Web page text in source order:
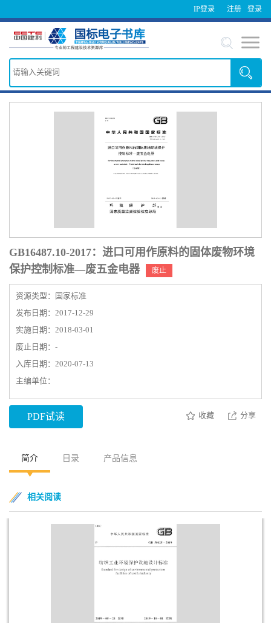
IP登录 登录
注册
GB16487.10-2017：进口可用作原料的固体废物环境
保护控制标准—废五金电器
废止
资源类型：国家标准
发布日期：2017-12-29
实施日期：2018-03-01
废止日期：-
入库日期：2020-07-13
主编单位：
PDF试读 收藏 分享
简介 目录 产品信息
相关阅读